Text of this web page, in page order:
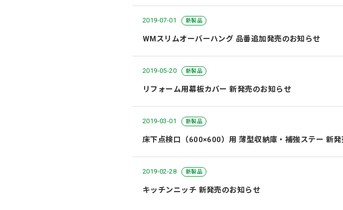
2019-07-01 新製品
WMスリムオーバーハング 品番追加発売のお知らせ
2019-05-20 新製品
リフォーム用幕板カバー 新発売のお知らせ
2019-03-01 新製品
床下点検口（600×600）用 薄型収納庫・補強ステー 新
2019-02-28 新製品
キッチンニッチ 新発売のお知らせ